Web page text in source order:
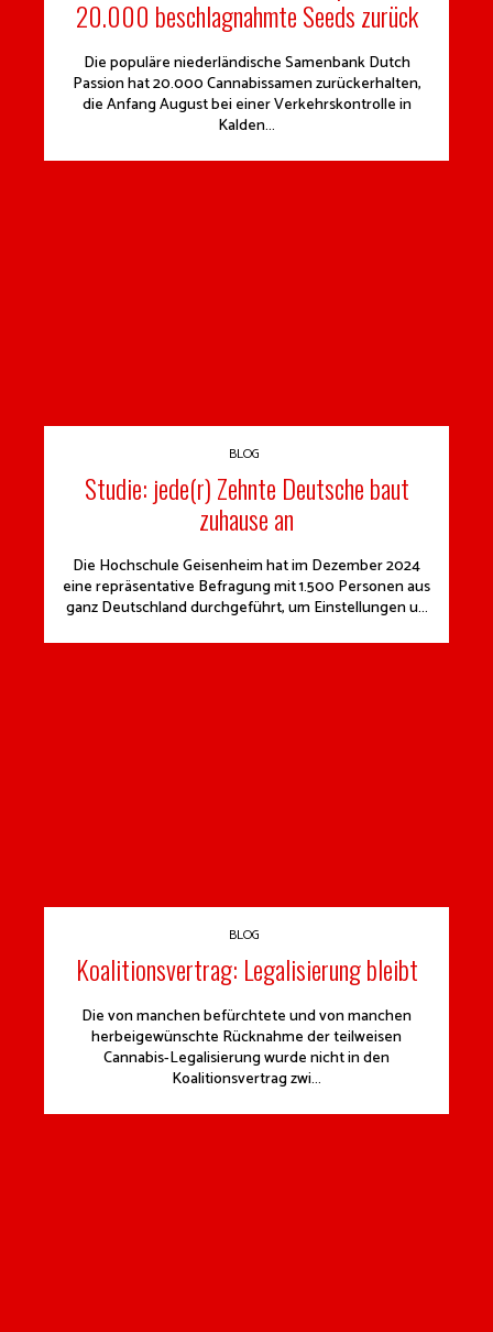
20.000 beschlagnahmte Seeds zurück
Die populäre niederländische Samenbank Dutch
Passion hat 20.000 Cannabissamen zurückerhalten,
die Anfang August bei einer Verkehrskontrolle in
Kalden...
BLOG
Studie: jede(r) Zehnte Deutsche baut
zuhause an
Die Hochschule Geisenheim hat im Dezember 2024
eine repräsentative Befragung mit 1.500 Personen aus
ganz Deutschland durchgeführt, um Einstellungen u...
BLOG
Koalitionsvertrag: Legalisierung bleibt
Die von manchen befürchtete und von manchen
herbeigewünschte Rücknahme der teilweisen
Cannabis-Legalisierung wurde nicht in den
Koalitionsvertrag zwi...